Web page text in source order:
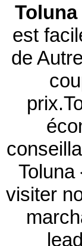
Toluna
est
de
visiter